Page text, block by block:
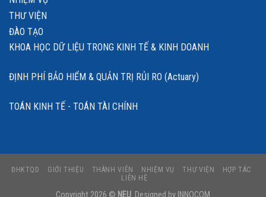
THƯ VIỆN
ĐÀO TẠO
KHOA HỌC DỮ LIỆU TRONG KINH TẾ & KINH DOANH
ĐỊNH PHÍ BẢO HIỂM & QUẢN TRỊ RỦI RO (Actuary)
TOÁN KINH TẾ - TOÁN TÀI CHÍNH
ĐHKTQD GIỚI THIỆU THÀNH VIÊN NHIỆM VỤ THƯ VIỆN
HỢP TÁC
LIÊN HỆ
Copyright 2026 © NEU . Designed by INNOCOM